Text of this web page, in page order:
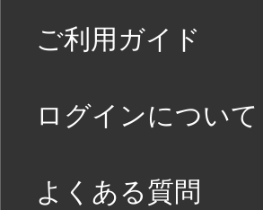
ご利用ガイド
ログインについて
よくある質問